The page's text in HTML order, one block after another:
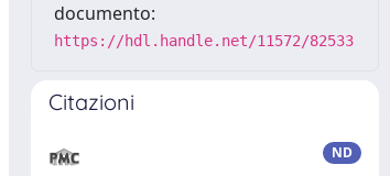
documento:
https://hdl.handle.net/11572/82533
Citazioni
ND